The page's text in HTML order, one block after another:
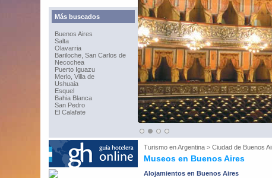
Más buscados
Buenos Aires
Salta
Olavarria
Bariloche, San Carlos de
Necochea
Puerto Iguazu
Merlo, Villa de
Ushuaia
Esquel
Bahia Blanca
San Pedro
El Calafate
Turismo enArgentina > Ciudad de Buenos
Museos en Buenos Aires
Alojamientos en Buenos Aires